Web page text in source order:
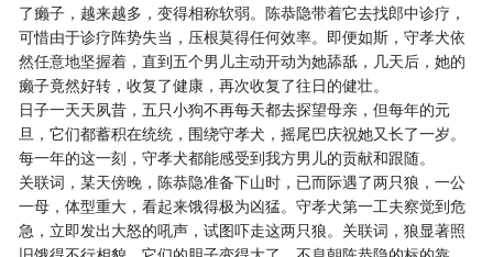
了癞子，越来越多，变得相称软弱。陈恭隐带着它去找郎中诊疗，
可惜由于诊疗阵势失当，压根莫得任何效率。即便如斯，守孝犬依
然任意地坚握着，直到五个男儿主动开动为她舔舐，几天后，她的
癞子竟然好转，收复了健康，再次收复了往日的健壮。
日子一天天夙昔，五只小狗不再每天都去探望母亲，但每年的元
旦，它们都蓄积在统统，围绕守孝犬，摇尾巴庆祝她又长了一岁。
每一年的这一刻，守孝犬都能感受到我方男儿的贡献和跟随。
关联词，某天傍晚，陈恭隐准备下山时，已而际遇了两只狼，一公
一母，体型重大，看起来饿得极为凶猛。守孝犬第一工夫察觉到危
急，立即发出大怒的吼声，试图吓走这两只狼。关联词，狼显著照